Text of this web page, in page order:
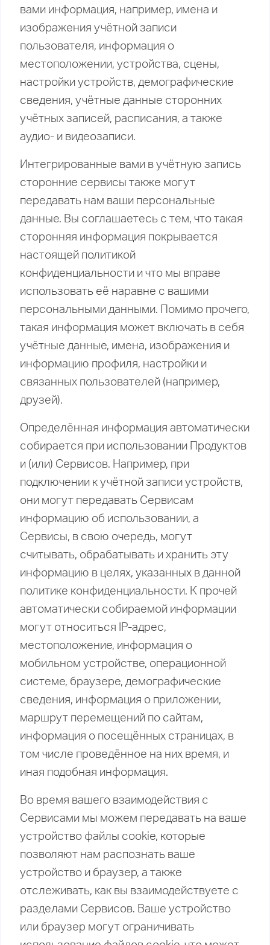
вами информация, например, имена и
изображения учётной записи
пользователя, информация о
местоположении, устройства, сцены,
настройки устройств, демографические
сведения, учётные данные сторонних
учётных записей, расписания, а также
аудио- и видеозаписи.
Интегрированные вами в учётную запись
сторонние сервисы также могут
передавать нам ваши персональные
данные. Вы соглашаетесь с тем, что такая
сторонняя информация покрывается
настоящей политикой
конфиденциальности и что мы вправе
использовать её наравне с вашими
персональными данными. Помимо прочего,
такая информация может включать в себя
учётные данные, имена, изображения и
информацию профиля, настройки и
связанных пользователей (например,
друзей).
Определённая информация автоматически
собирается при использовании Продуктов
и (или) Сервисов. Например, при
подключении к учётной записи устройств,
они могут передавать Сервисам
информацию об использовании, а
Сервисы, в свою очередь, могут
считывать, обрабатывать и хранить эту
информацию в целях, указанных в данной
политике конфиденциальности. К прочей
автоматически собираемой информации
могут относиться IP-адрес,
местоположение, информация о
мобильном устройстве, операционной
системе, браузере, демографические
сведения, информация о приложении,
маршрут перемещений по сайтам,
информация о посещённых страницах, в
том числе проведённое на них время, и
иная подобная информация.
Во время вашего взаимодействия с
Сервисами мы можем передавать на ваше
устройство файлы cookie, которые
позволяют нам распознать ваше
устройство и браузер, а также
отслеживать, как вы взаимодействуете с
разделами Сервисов. Ваше устройство
или браузер могут ограничивать